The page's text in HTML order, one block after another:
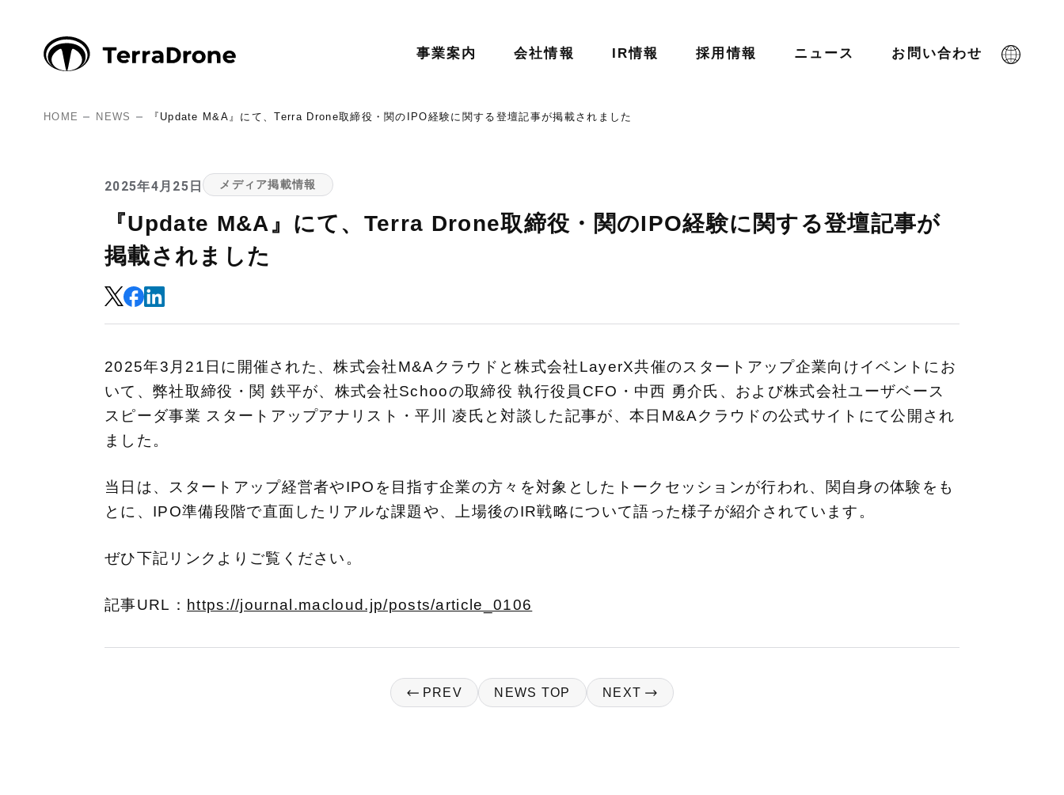
事業案内 会社情報 IR情報 採用情報 ニュース お問い合わせ
HOME NEWS 『Update M&A』にて、Terra Drone取締役・関のIPO経験に関する登壇記事が掲載されました
2025年4月25日 メディア掲載情報
『Update M&A』にて、Terra Drone取締役・関のIPO経験に関する登壇記事が
掲載されました
2025年3月21日に開催された、株式会社M&Aクラウドと株式会社LayerX共催のスタートアップ企業向けイベントにお
いて、弊社取締役・関 鉄平が、株式会社Schooの取締役 執行役員CFO・中西 勇介氏、および株式会社ユーザベース
スピーダ事業 スタートアップアナリスト・平川 凌氏と対談した記事が、本日M&Aクラウドの公式サイトにて公開され
ました。
当日は、スタートアップ経営者やIPOを目指す企業の方々を対象としたトークセッションが行われ、関自身の体験をも
とに、IPO準備段階で直面したリアルな課題や、上場後のIR戦略について語った様子が紹介されています。
ぜひ下記リンクよりご覧ください。
記事URL： https://journal.macloud.jp/posts/article_0106
PREV NEWS TOP NEXT